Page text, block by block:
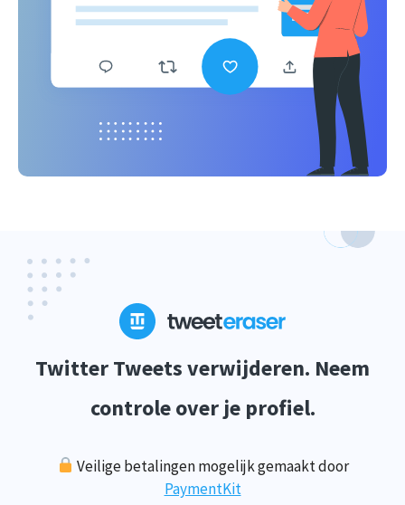
Twitter Tweets verwijderen. Neem
controle over je profiel.
Veilige betalingen mogelijk gemaakt door
PaymentKit